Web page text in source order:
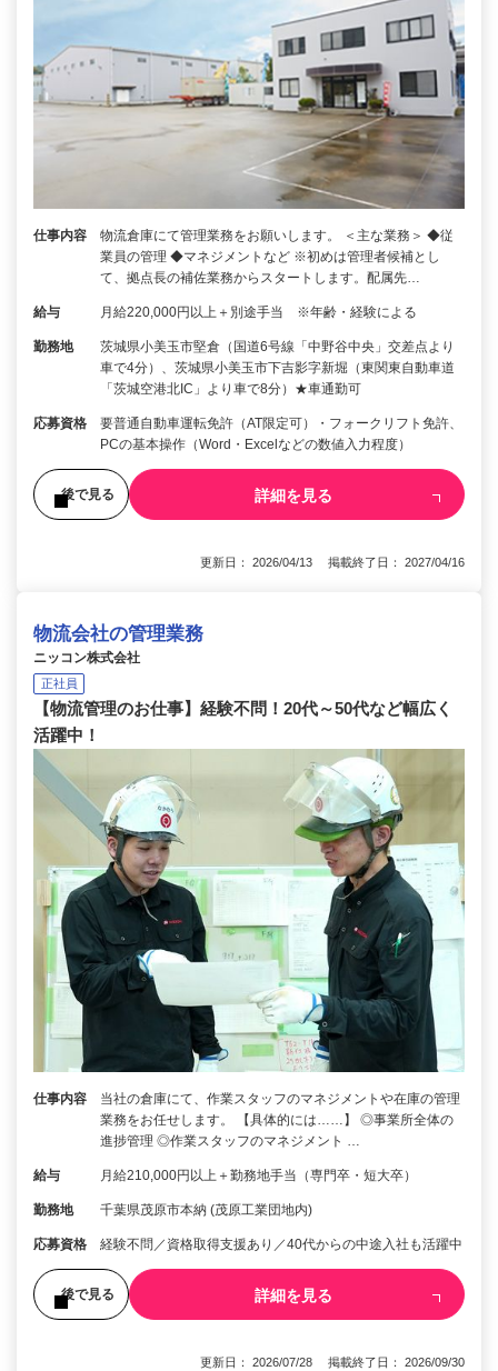
仕事内容
物流倉庫にて管理業務をお願いします。 ＜主な業務＞ ◆従
業員の管理 ◆マネジメントなど ※初めは管理者候補とし
て、拠点長の補佐業務からスタートします。配属先…
給与 月給220,000円以上＋別途手当 ※年齢・経験による
勤務地
茨城県小美玉市堅倉（国道6号線「中野谷中央」交差点より
車で4分）、茨城県小美玉市下吉影字新堀（東関東自動車道
「茨城空港北IC」より車で8分）★車通勤可
応募資格
要普通自動車運転免許（AT限定可）・フォークリフト免許、
PCの基本操作（Word・Excelなどの数値入力程度）
後で見る 詳細を見る
更新日： 2026/04/13 掲載終了日： 2027/04/16
物流会社の管理業務
ニッコン株式会社
正社員
【物流管理のお仕事】経験不問！20代～50代など幅広く
活躍中！
仕事内容
当社の倉庫にて、作業スタッフのマネジメントや在庫の管理
業務をお任せします。 【具体的には……】 ◎事業所全体の
進捗管理 ◎作業スタッフのマネジメント …
給与 月給210,000円以上＋勤務地手当（専門卒・短大卒）
勤務地 千葉県茂原市本納 (茂原工業団地内)
応募資格 経験不問／資格取得支援あり／40代からの中途入社も活躍中
後で見る 詳細を見る
更新日： 2026/07/28 掲載終了日： 2026/09/30